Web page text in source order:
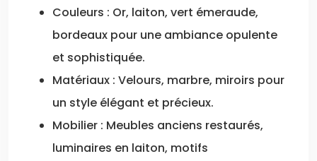
Couleurs : Or, laiton, vert émeraude,
bordeaux pour une ambiance opulente
et sophistiquée.
Matériaux : Velours, marbre, miroirs pour
un style élégant et précieux.
Mobilier : Meubles anciens restaurés,
luminaires en laiton, motifs